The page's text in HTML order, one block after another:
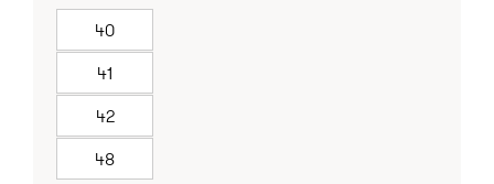
40
41
42
48